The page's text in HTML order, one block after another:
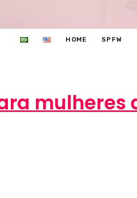
HOME SPFW
mulheres